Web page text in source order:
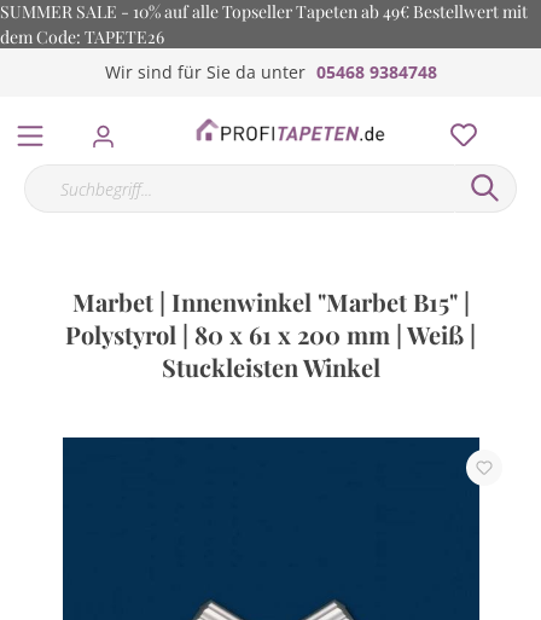
SUMMER SALE - 10% auf alle Topseller Tapeten ab 49€ Bestellwert mit
dem Code: TAPETE26
Wir sind für Sie da unter 05468 9384748
Marbet | Innenwinkel "Marbet B15" |
Polystyrol | 80 x 61 x 200 mm | Weiß |
Stuckleisten Winkel